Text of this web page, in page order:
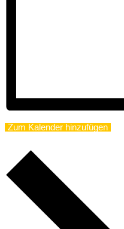
Zum Kalender hinzufügen